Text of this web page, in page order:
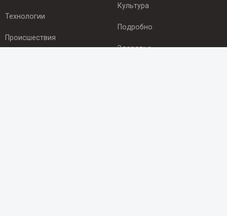
Технологии
Происшествия
Культура
Подробно
Здоровье